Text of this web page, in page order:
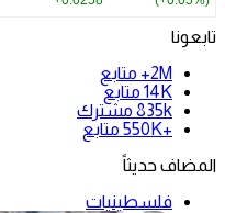
تابعونا
2M+
متابع
14K متابع
835k مشترك
+550K
متابع
المضاف حديثاً
فلسطينيات